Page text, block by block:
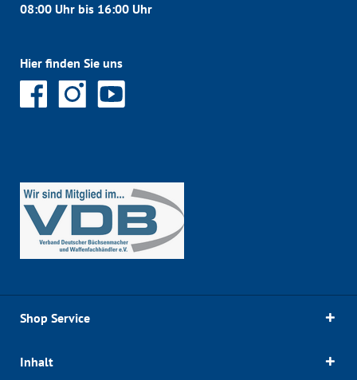
08:00 Uhr bis 16:00 Uhr
Hier finden Sie uns
Shop Service
Inhalt